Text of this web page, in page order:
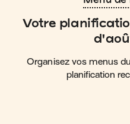
Votre
Organisez vos menus
planification